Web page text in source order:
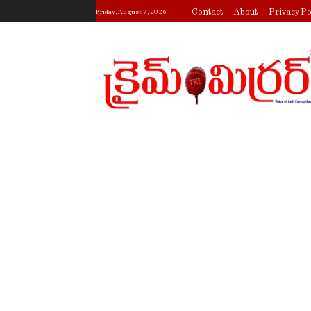
Friday, August 7, 2026 Contact About Privacy